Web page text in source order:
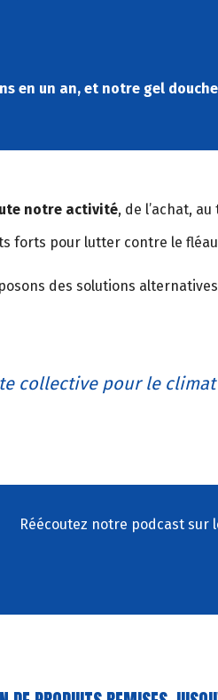
en un an, et notre gel douche
notre activité, de l’achat,
forts pour lutter contre le
des solutions
collective pour le
Réécoutez notre podcast sur